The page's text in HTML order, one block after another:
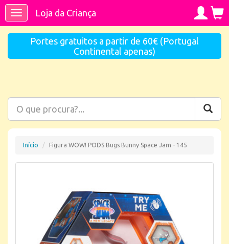
ToggleLoja da Criança
Portes gratuitos a partir de 60€ (Portugal
Continental apenas)
Início Figura WOW! PODS Bugs Bunny Space Jam - 145